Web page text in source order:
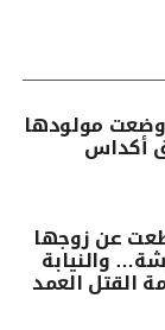
مولودها
أكداس
عن زوجها
والنيابة
القتل العمد